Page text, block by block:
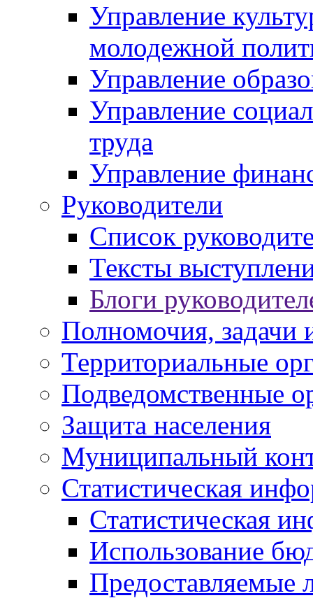
Управление
молодежной
Управление
Управление
труда
Управление
Руководители
Список
Тексты
Блоги
Полномочия, задачи
Территориальные
Подведомственные
Защита населения
Муниципальный
Статистическая
Статистическая
Использование
Предоставляемые